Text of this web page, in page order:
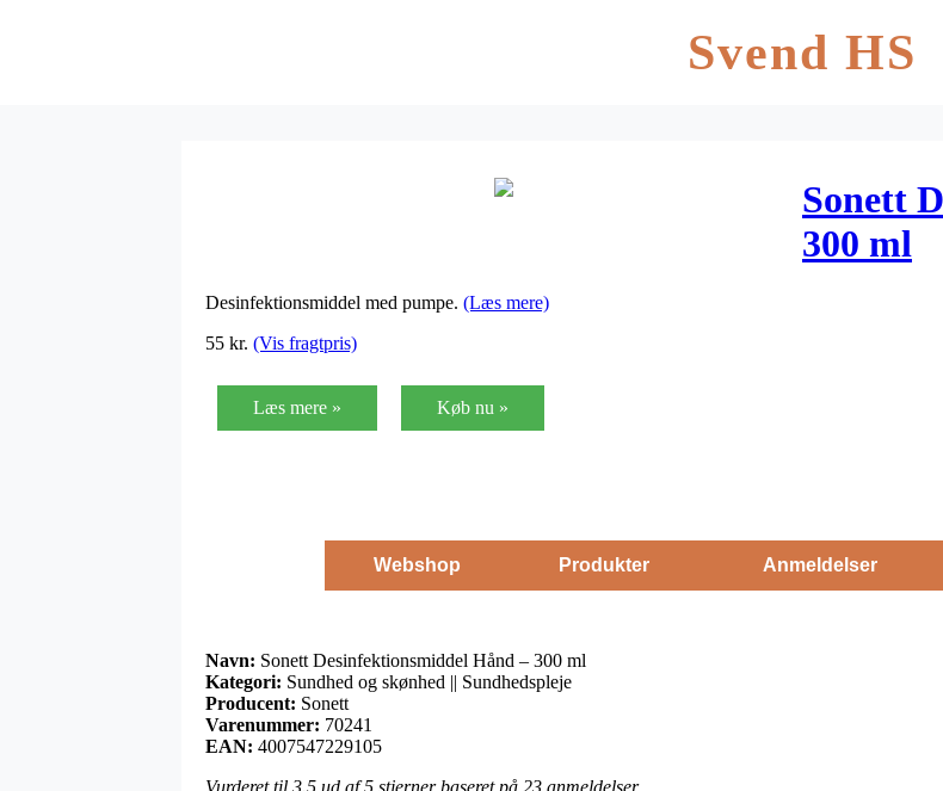
Svend HS
Sonett
300 ml
Desinfektionsmiddel med pumpe. (Læs mere)
55 kr. (Vis fragtpris)
Læs mere » Køb nu »
Webshop Produkter Anmeldelser
Navn: Sonett Desinfektionsmiddel Hånd – 300 ml
Kategori: Sundhed og skønhed || Sundhedspleje
Producent: Sonett
Varenummer: 70241
EAN: 4007547229105
Vurderet til 3.5 ud af 5 stjerner baseret på 23 anmeldelser